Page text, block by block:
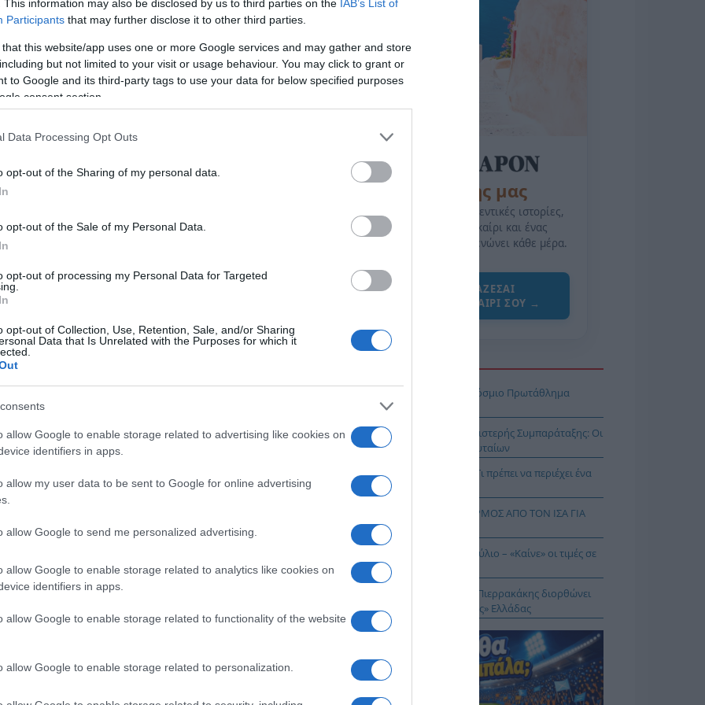
This information may also be disclosed by us to third parties on the IAB’s List of
Participants that may further disclose it to other third parties.
that this website/app uses one or more Google services and may gather and store
but not limited to your visit or usage behaviour. You may click to grant or
to Google and its third-party tags to use your data for below specified purposes
consent section.
Data Processing Opt Outs
opt-out of the Sharing of my personal data.
opt-out of the Sale of my Personal Data.
opt-out of processing my Personal Data for Targeted
opt-out of Collection, Use, Retention, Sale, and/or Sharing
Data that Is Unrelated with the Purposes for which it
allow Google to enable storage related to advertising like cookies on
identifiers in apps.
allow my user data to be sent to Google for online advertising
allow Google to send me personalized advertising.
allow Google to enable storage related to analytics like cookies on
identifiers in apps.
allow Google to enable storage related to functionality of the website
allow Google to enable storage related to personalization.
δεν δύναται να γίνει με οποιαδήποτε χρεωστική ή
Πειραιώς αριθ. λογ.
τη διαδικασία παρακαλούμε επικοινωνήστε στη
35 ευρώ + Φ.Π.Α. 24% = 43,40
(μονόπρακτα) 20 ευρώ + Φ.Π.Α. 24% = 24,80
προ της ανακοίνωσης των αποτελεσμάτων. Τελικά
των νικητών θα ανακοινωθούν στην τελετή απονομής
από την επαρχία ή το εξωτερικό που θα προσκαλούνται
απονομής των βραβείων.
μας και για τυχόν απορίες ή διευκρινίσεις, επικοινωνήστε
διάστιχο.
υποβάλλεται, δηλώνοντας τον οριστικό κωδικό
διεύθυνση που έχει δηλώσει (βλ. βήματα 1 και 2
θα αρχίσει την 1η Ιανουαρίου 2023 και θα
των βραβείων στο Ίδρυμα Μιχάλης Κακογιάννης
τα θεατρικά έργα να μην έχουν παρουσιασθεί
μην έχουν εκδοθεί και να μην έχουν λάβει μέρος σε
της Ζωής μας
Οι άνθρωποι, οι αυθεντικές ιστορίες,
το ελληνικό καλοκαίρι και ένας
πολιτισμός που μας ενώνει κάθε μέρα.
ΌΣΑ ΧΡΕΙΆΖΕΣΑΙ
ΓΙΑ ΤΟ ΚΑΛΟΚΑΊΡΙ ΣΟΥ →
Ιππασία – Η Ελλάδα στο Παγκόσμιο Πρωτάθλημα
Ιππασίας!
Ανακοίνωση της Ελληνικής Αριστερής Συμπαράταξης: Οι
«άριστοι» τελευταίοι των τελευταίων
Ελληνικός Ερυθρός Σταυρός: Τι πρέπει να περιέχει ένα
φαρμακείο διακοπών
ΙΟΣ ΔΥΤΙΚΟΥ ΝΕΙΛΟΥ: ΣΥΝΑΓΕΡΜΟΣ ΑΠΟ ΤΟΝ ΙΣΑ ΓΙΑ
ΤΗΝ ΑΤΤΙΚΗ
Πληθωρισμός: Στο 3,4% τον Ιούλιο – «Καίνε» οι τιμές σε
στέγη και καύσιμα
Το… Δικαίωμα στη Σιωπή…: Ο Πιερρακάκης διορθώνει
την εικόνα μιας «διεφθαρμένης» Ελλάδας